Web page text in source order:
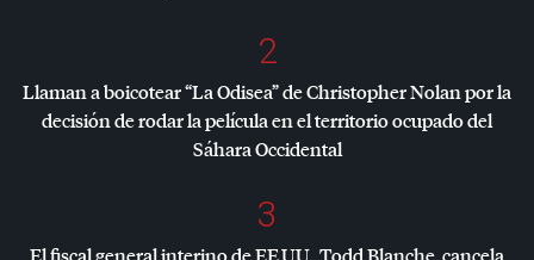
2
Llaman a boicotear “La Odisea” de Christopher Nolan por la
decisión de rodar la película en el territorio ocupado del
Sáhara Occidental
3
El fiscal general interino de EE.UU., Todd Blanche, cancela